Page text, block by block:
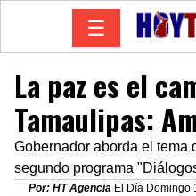
☰
La paz es el
Tamaulipas:
Gobernador aborda el tema
segundo programa
Por: HT Agencia El Día Domingo